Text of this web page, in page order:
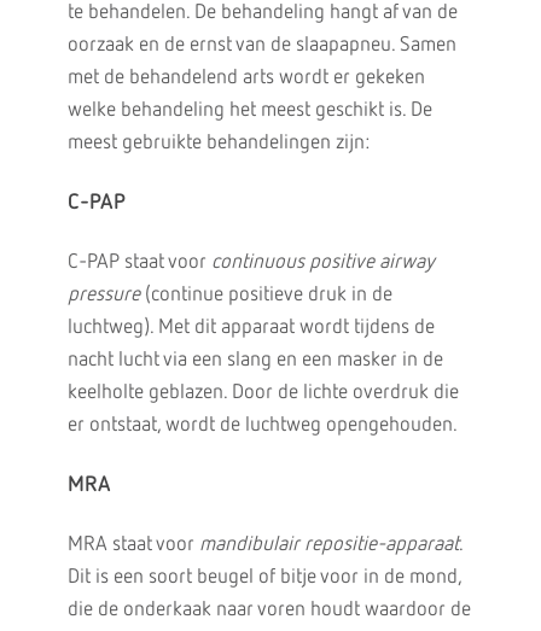
te behandelen. De behandeling hangt af van de
oorzaak en de ernst van de slaapapneu. Samen
met de behandelend arts wordt er gekeken
welke behandeling het meest geschikt is. De
meest gebruikte behandelingen zijn:
C-PAP
C-PAP staat voor continuous positive airway
pressure(continue positieve druk in de
luchtweg). Met dit apparaat wordt tijdens de
nacht lucht via een slang en een masker in de
keelholte geblazen. Door de lichte overdruk die
er ontstaat, wordt de luchtweg opengehouden.
MRA
MRA staat voor mandibulair repositie-apparaat.
Dit is een soort beugel of bitje voor in de mond,
die de onderkaak naar voren houdt waardoor de